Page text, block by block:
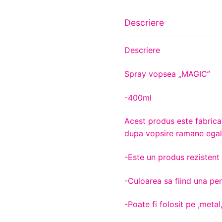
Descriere
Descriere
Spray vopsea „MAGIC”
-400ml
Acest produs este
dupa vopsire ramane
-Este un produs
-Culoarea sa fiind una
-Poate fi folosit pe